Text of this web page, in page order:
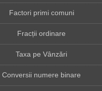
Factori primi comuni
Fracții ordinare
Taxa pe Vânzări
Conversii numere binare